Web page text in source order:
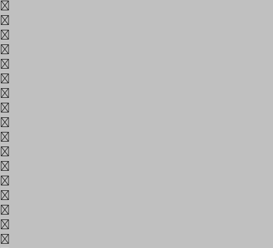
고
골
곳
과
관
교
구
국
군
궈
권
규
균
기
까
깔
께